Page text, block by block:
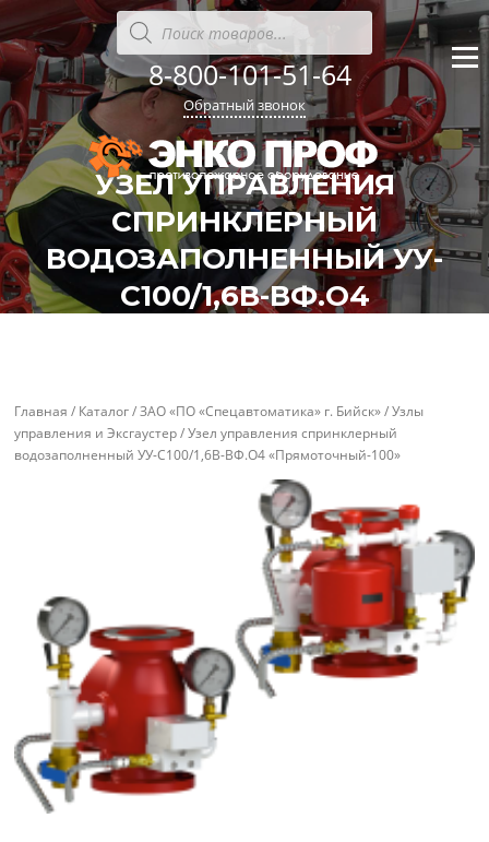
к
содержанию
Поиск
товаров
8-800-101-51-64
Обратный звонок
УЗЕЛ УПРАВЛЕНИЯ
СПРИНКЛЕРНЫЙ
ВОДОЗАПОЛНЕННЫЙ УУ-
С100/1,6В-ВФ.О4
''
Главная / Каталог/ЗАО «ПО «Спецавтоматика» г. Бийск»/Узлы
управления и Эксгаустер/ Узел управления спринклерный
водозаполненный УУ-С100/1,6В-ВФ.О4 «Прямоточный-100»